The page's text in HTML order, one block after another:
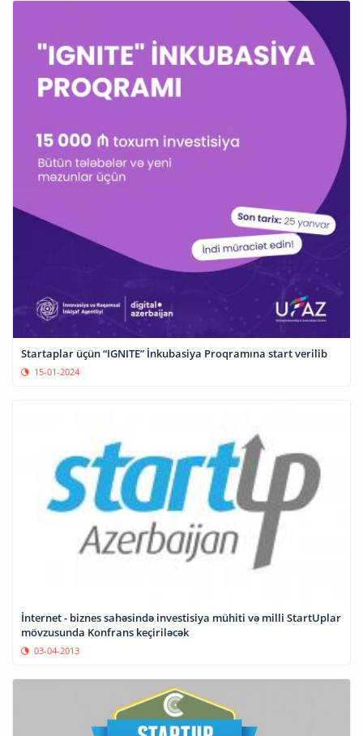
Startaplar üçün “IGNITE” İnkubasiya Proqramına start verilib
15-01-2024
İnternet - biznes sahəsində investisiya mühiti və milli StartUplar
mövzusunda Konfrans keçiriləcək
03-04-2013